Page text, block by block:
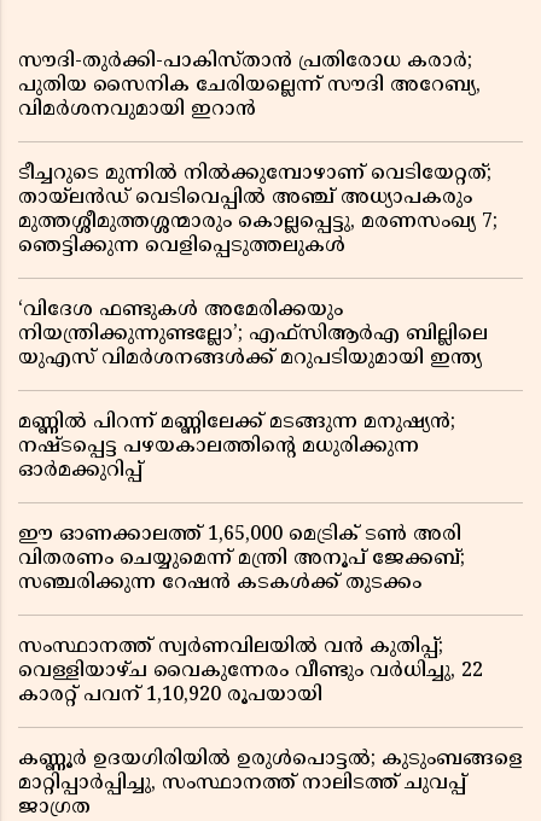
സൗദി-തുർക്കി-പാകിസ്താൻ പ്രതിരോധ കരാർ;
പുതിയ സൈനിക ചേരിയല്ലെന്ന് സൗദി അറേബ്യ,
വിമർശനവുമായി ഇറാൻ
ടീച്ചറുടെ മുന്നിൽ നിൽക്കുമ്പോഴാണ് വെടിയേറ്റത്;
തായ്‌ലൻഡ് വെടിവെപ്പിൽ അഞ്ച് അധ്യാപകരും
മുത്തശ്ശീമുത്തശ്ശന്മാരും കൊല്ലപ്പെട്ടു, മരണസംഖ്യ 7;
ഞെട്ടിക്കുന്ന വെളിപ്പെടുത്തലുകൾ
‘വിദേശ ഫണ്ടുകൾ അമേരിക്കയും
നിയന്ത്രിക്കുന്നുണ്ടല്ലോ’; എഫ്സിആർഎ ബില്ലിലെ
യുഎസ് വിമർശനങ്ങൾക്ക് മറുപടിയുമായി ഇന്ത്യ
മണ്ണിൽ പിറന്ന് മണ്ണിലേക്ക് മടങ്ങുന്ന മനുഷ്യൻ;
നഷ്ടപ്പെട്ട പഴയകാലത്തിൻ്റെ മധുരിക്കുന്ന
ഓർമക്കുറിപ്പ്
ഈ ഓണക്കാലത്ത് 1,65,000 മെട്രിക് ടൺ അരി
വിതരണം ചെയ്യുമെന്ന് മന്ത്രി അനൂപ് ജേക്കബ്;
സഞ്ചരിക്കുന്ന റേഷൻ കടകൾക്ക് തുടക്കം
സംസ്ഥാനത്ത് സ്വർണവിലയിൽ വൻ കുതിപ്പ്;
വെള്ളിയാഴ്ച വൈകുന്നേരം വീണ്ടും വർധിച്ചു, 22
കാരറ്റ് പവന് 1,10,920 രൂപയായി
കണ്ണൂർ ഉദയഗിരിയിൽ ഉരുൾപൊട്ടൽ; കുടുംബങ്ങളെ
മാറ്റിപ്പാർപ്പിച്ചു, സംസ്ഥാനത്ത് നാലിടത്ത് ചുവപ്പ്
ജാഗ്രത